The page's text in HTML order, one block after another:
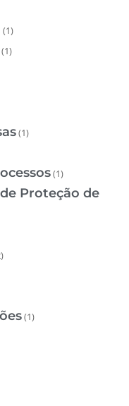
(1)
(1)
(1)
(1)
Proteção de
(1)